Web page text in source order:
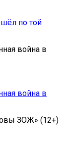
по той
война в
война в
ЗОЖ» (12+)